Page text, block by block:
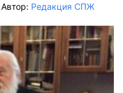
Автор: Редакция СПЖ